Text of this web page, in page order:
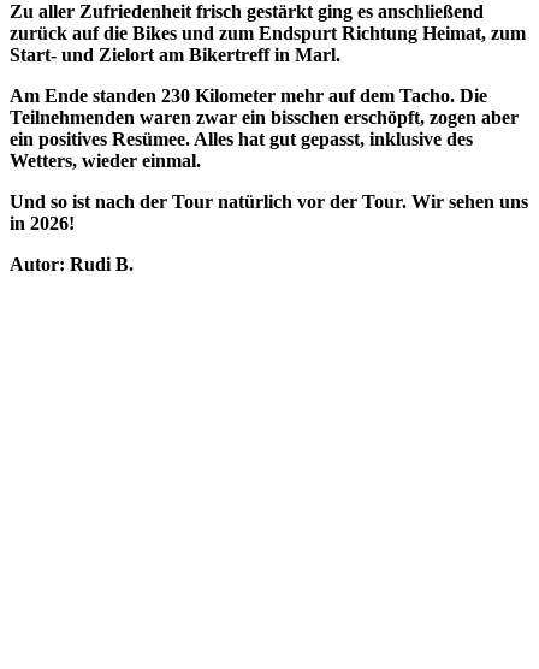
Zu aller Zufriedenheit frisch gestärkt ging es anschließend
zurück auf die Bikes und zum Endspurt Richtung Heimat, zum
Start- und Zielort am Bikertreff in Marl.
Am Ende standen 230 Kilometer mehr auf dem Tacho. Die
Teilnehmenden waren zwar ein bisschen erschöpft, zogen aber
ein positives Resümee. Alles hat gut gepasst, inklusive des
Wetters, wieder einmal.
Und so ist nach der Tour natürlich vor der Tour. Wir sehen uns
in 2026!
Autor: Rudi B.